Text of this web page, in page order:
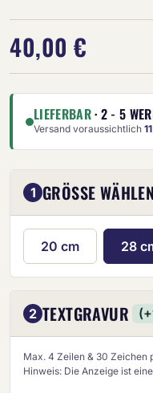
40,00 €
LIEFERBAR· 2 - 5
Versand voraussichtlich
1 GRÖSSE WÄHLEN
20 cm 28
2 TEXTGRAVUR
Max. 4 Zeilen & 30 Zeichen
Hinweis: Die Anzeige ist